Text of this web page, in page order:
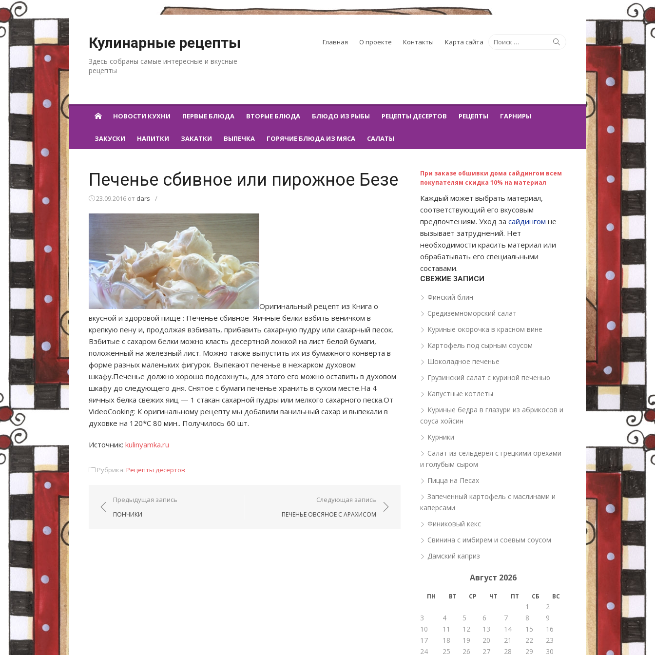
Кулинарные рецепты
Здесь собраны самые интересные и вкусные
рецепты
Искать:
Главная О проекте Контакты Карта сайта
НОВОСТИ КУХНИ ПЕРВЫЕ БЛЮДА ВТОРЫЕ БЛЮДА БЛЮДО ИЗ РЫБЫ РЕЦЕПТЫ ДЕСЕРТОВ РЕЦЕПТЫ ГАРНИРЫ
ЗАКУСКИ НАПИТКИ ЗАКАТКИ ВЫПЕЧКА ГОРЯЧИЕ БЛЮДА ИЗ МЯСА САЛАТЫ
Печенье сбивное или пирожное Безе
23.09.2016 от dars /
Оригинальный рецепт из Книга о
вкусной и здоровой пище : Печенье сбивное Яичные белки взбить веничком в
крепкую пену и, продолжая взбивать, прибавить сахарную пудру или сахарный песок.
Взбитые с сахаром белки можно класть десертной ложкой на лист белой бумаги,
положенный на железный лист. Можно также выпустить их из бумажного конверта в
форме разных маленьких фигурок. Выпекают печенье в нежарком духовом
шкафу.Печенье должно хорошо подсохнуть, для этого его можно оставить в духовом
шкафу до следующего дня. Снятое с бумаги печенье хранить в сухом месте.На 4
яичных белка свежих яиц — 1 стакан сахарной пудры или мелкого сахарного песка.От
VideoCooking: К оригинальному рецепту мы добавили ванильный сахар и выпекали в
духовке на 120*С 80 мин.. Получилось 60 шт.
Источник: kulinyamka.ru
Рубрика: Рецепты десертов
Навигация по записям
Предыдущая запись
ПОНЧИКИ
Следующая запись
ПЕЧЕНЬЕ ОВСЯНОЕ С АРАХИСОМ
При заказе обшивки дома сайдингом всем
покупателям скидка 10% на материал
Каждый может выбрать материал,
соответствующий его вкусовым
предпочтениям. Уход за сайдингом не
вызывает затруднений. Нет
необходимости красить материал или
обрабатывать его специальными
составами.
СВЕЖИЕ ЗАПИСИ
Финский блин
Средиземноморский салат
Куриные окорочка в красном вине
Картофель под сырным соусом
Шоколадное печенье
Грузинский салат с куриной печенью
Капустные котлеты
Куриные бедра в глазури из абрикосов и
соуса хойсин
Курники
Салат из сельдерея с грецкими орехами
и голубым сыром
Пицца на Песах
Запеченный картофель с маслинами и
каперсами
Финиковый кекс
Свинина с имбирем и соевым соусом
Дамский каприз
Август 2026
ПН ВТ СР ЧТ ПТ СБ ВС
1
2
3
4 5 6 7 8
9
10
11 12 13 14 15
16
17
18 19 20 21 22
23
24
25 26 27 28 29 30